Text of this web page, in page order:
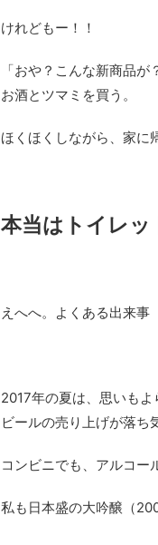
けれどもー！！
「おや？こんな新商品
お酒とツマミを買う。
ほくほくしながら、家に
本当はトイレ
えへへ。よくある出来事
2017年の夏は、思いもよ
ビールの売り上げが落ち
コンビニでも、アルコー
私も日本盛の大吟醸（